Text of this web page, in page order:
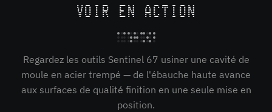
VOIR EN ACTION
Regardez les outils Sentinel 67 usiner une cavité de
moule en acier trempé — de l'ébauche haute avance
aux surfaces de qualité finition en une seule mise en
position.